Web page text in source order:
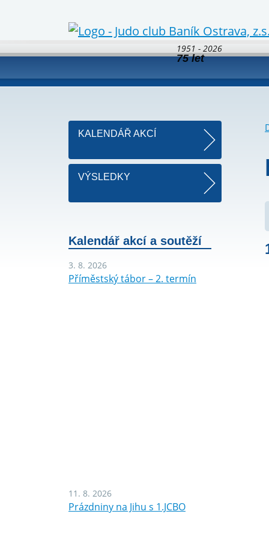
1951 - 2026
75 let
KALENDÁŘ AKCÍ
VÝSLEDKY
Kalendář akcí a soutěží
3. 8. 2026
Příměstský tábor – 2. termín
11. 8. 2026
Prázdniny na Jihu s 1.JCBO